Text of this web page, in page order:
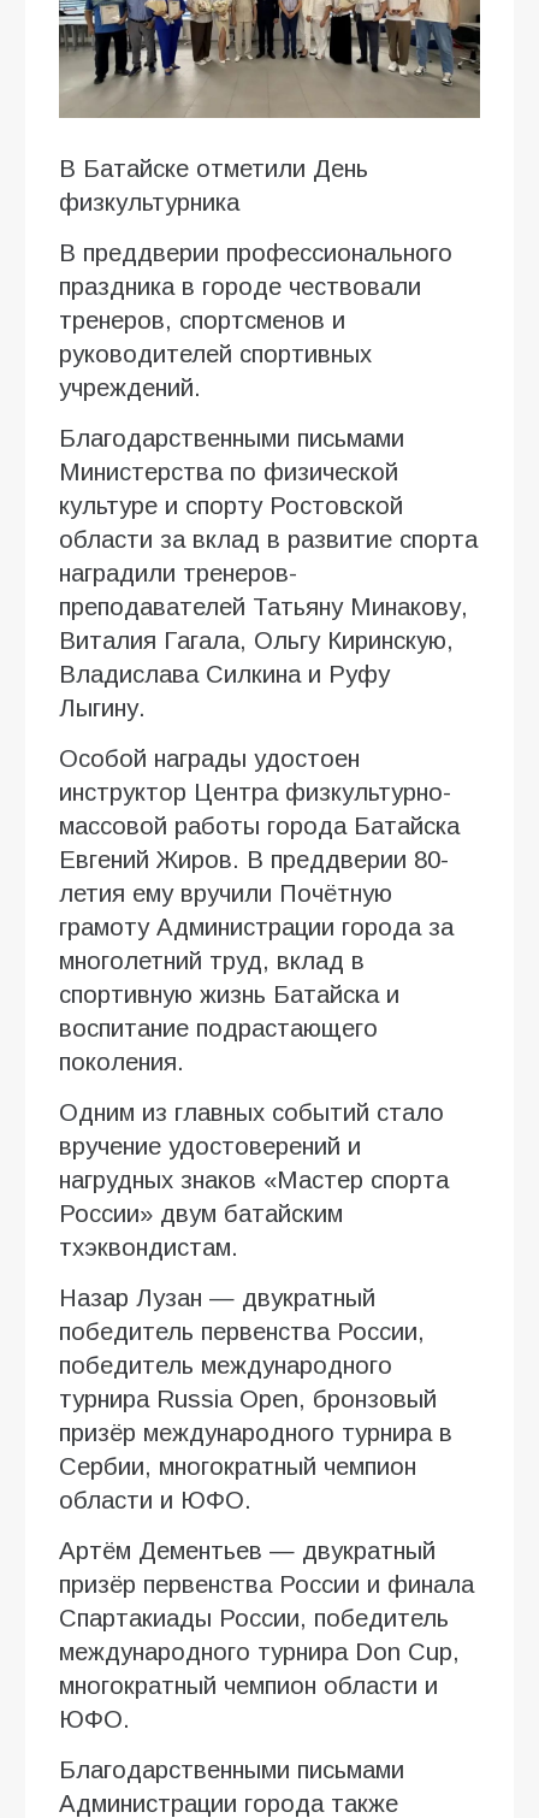
В Батайске отметили День
физкультурника
В преддверии профессионального
праздника в городе чествовали
тренеров, спортсменов и
руководителей спортивных
учреждений.
Благодарственными письмами
Министерства по физической
культуре и спорту Ростовской
области за вклад в развитие спорта
наградили тренеров-
преподавателей Татьяну Минакову,
Виталия Гагала, Ольгу Киринскую,
Владислава Силкина и Руфу
Лыгину.
Особой награды удостоен
инструктор Центра физкультурно-
массовой работы города Батайска
Евгений Жиров. В преддверии 80-
летия ему вручили Почётную
грамоту Администрации города за
многолетний труд, вклад в
спортивную жизнь Батайска и
воспитание подрастающего
поколения.
Одним из главных событий стало
вручение удостоверений и
нагрудных знаков «Мастер спорта
России» двум батайским
тхэквондистам.
Назар Лузан — двукратный
победитель первенства России,
победитель международного
турнира Russia Open, бронзовый
призёр международного турнира в
Сербии, многократный чемпион
области и ЮФО.
Артём Дементьев — двукратный
призёр первенства России и финала
Спартакиады России, победитель
международного турнира Don Cup,
многократный чемпион области и
ЮФО.
Благодарственными письмами
Администрации города также